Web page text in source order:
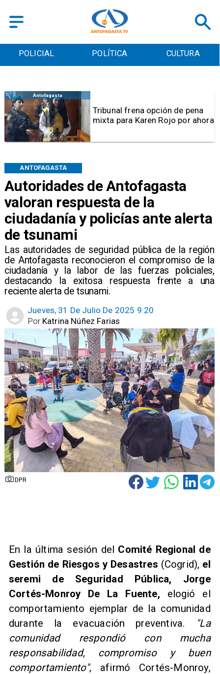
POLICIAL POLÍTICA CULTURA
Autoridades de Antofagasta
valoran respuesta de la
ciudadanía y policías ante alerta
de tsunami
Las autoridades de seguridad pública de la región
de Antofagasta reconocieron el compromiso de la
ciudadanía y la labor de las fuerzas policiales,
destacando la exitosa respuesta frente a una
reciente alerta de tsunami.
ANTOFAGASTA
Jueves, 31 De Julio De 2025 9:20
Katrina Núñez Farias
Por
DPR
Antofagasta
Tribunal frena opción de pena
mixta para Karen Rojo por ahora
En la última sesión del Comité Regional de
Gestión de Riesgos y Desastres (Cogrid), el
seremi de Seguridad Pública, Jorge
Cortés-Monroy De La Fuente, elogió el
comportamiento ejemplar de la comunidad
durante la evacuación preventiva.
"La
comunidad respondió con mucha
responsabilidad, compromiso y buen
comportamiento",afirmó Cortés-Monroy,